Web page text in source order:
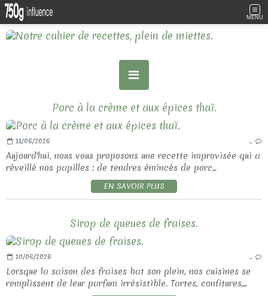
MENU
Porc à la crème et aux épices thaï.
11/06/2026 …
Aujourd'hui, nous vous proposons une recette improvisée qui a
réveillé nos papilles : de tendres émincés de porc...
EN SAVOIR PLUS
Sirop de queues de fraises.
10/06/2026 …
Lorsque la saison des fraises bat son plein, nos cuisines se
remplissent de leur parfum irrésistible. Tartes, confitures,...